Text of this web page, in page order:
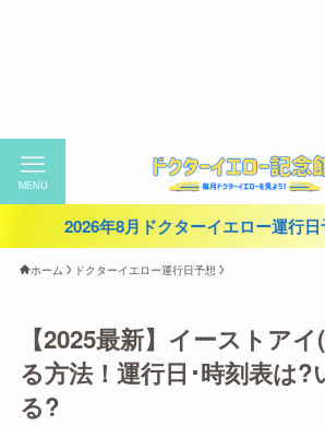
MENU
2026年8月ドクターイエロー運行
ホーム ドクターイエロー運行日予想
【2025最新】イーストア
る方法！運行日･時刻表は
る?